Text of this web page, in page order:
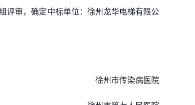
审，确定中标单位：徐州龙华电梯有限公
徐州市传染病医院